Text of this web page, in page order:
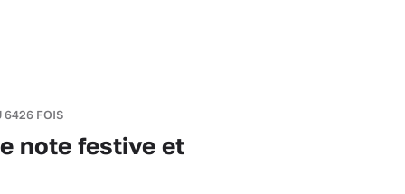
6426 FOIS
note festive et